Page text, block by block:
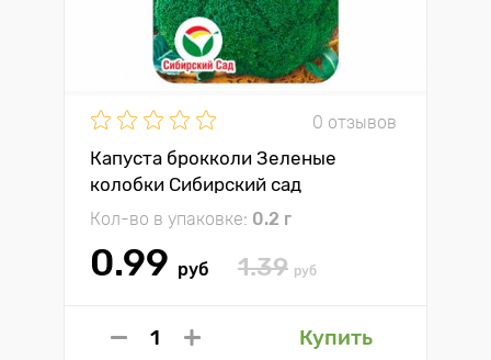
0 отзывов
Капуста брокколи Зеленые
колобки Сибирский сад
Кол-во в упаковке: 0.2 г
0.99 руб 1.39 руб
Купить